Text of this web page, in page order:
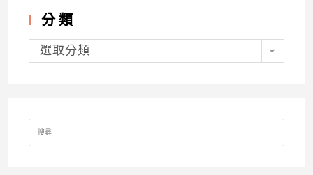
分類
分
類選取分類
Search
for: